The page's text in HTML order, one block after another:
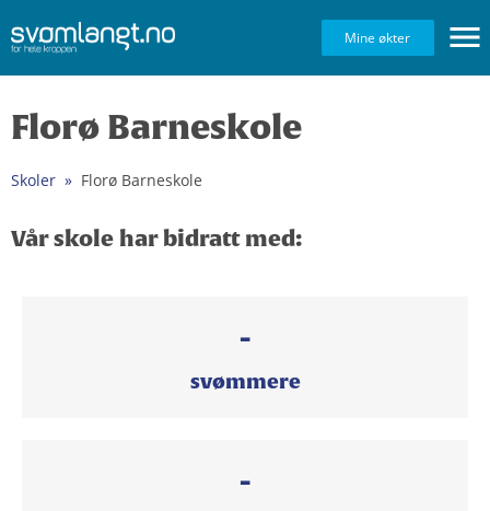
Mine økter
Florø Barneskole
Skoler Florø Barneskole
Vår skole har bidratt med:
-
svømmere
-